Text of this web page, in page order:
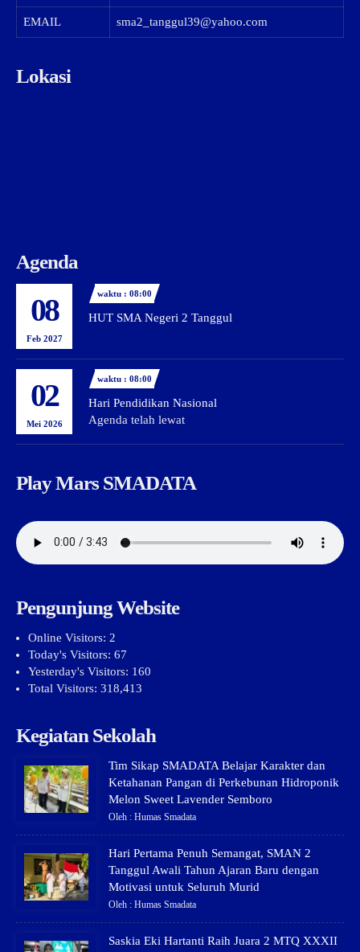
EMAIL sma2_tanggul39@yahoo.com
Lokasi
Agenda
08
Feb 2027
waktu : 08:00
HUT SMA Negeri 2 Tanggul
02
Mei 2026
waktu : 08:00
Hari Pendidikan Nasional
Agenda telah lewat
Play Mars SMADATA
Pengunjung Website
Online Visitors: 2
Today's Visitors: 67
Yesterday's Visitors: 160
Total Visitors: 318,413
Kegiatan Sekolah
Tim Sikap SMADATA Belajar Karakter dan
Ketahanan Pangan di Perkebunan Hidroponik
Melon Sweet Lavender Semboro
Oleh : Humas Smadata
Hari Pertama Penuh Semangat, SMAN 2
Tanggul Awali Tahun Ajaran Baru dengan
Motivasi untuk Seluruh Murid
Oleh : Humas Smadata
Saskia Eki Hartanti Raih Juara 2 MTQ XXXII